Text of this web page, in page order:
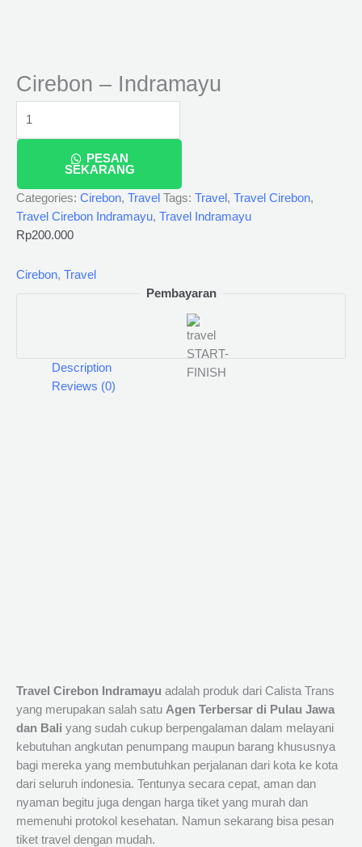
Cirebon – Indramayu
PESAN
SEKARANG
Categories: Cirebon, Travel Tags: Travel , Travel Cirebon,
Travel Cirebon Indramayu, Travel Indramayu
Rp200.000
Cirebon, Travel
Pembayaran
Description
Reviews (0)
Travel Cirebon Indramayu adalah produk dari Calista Trans
yang merupakan salah satu Agen Terbersar di Pulau Jawa
dan Bali yang sudah cukup berpengalaman dalam melayani
kebutuhan angkutan penumpang maupun barang khususnya
bagi mereka yang membutuhkan perjalanan dari kota ke kota
dari seluruh indonesia. Tentunya secara cepat, aman dan
nyaman begitu juga dengan harga tiket yang murah dan
memenuhi protokol kesehatan. Namun sekarang bisa pesan
tiket travel dengan mudah.